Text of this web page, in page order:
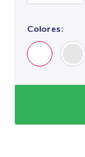
Colores: